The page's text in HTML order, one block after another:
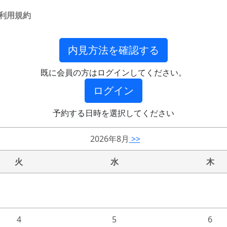
用規約
内見方法を確認する
既に会員の方はログインしてください。
ログイン
予約する日時を選択してください
2026年8月 >>
火 水 木
4
5
6